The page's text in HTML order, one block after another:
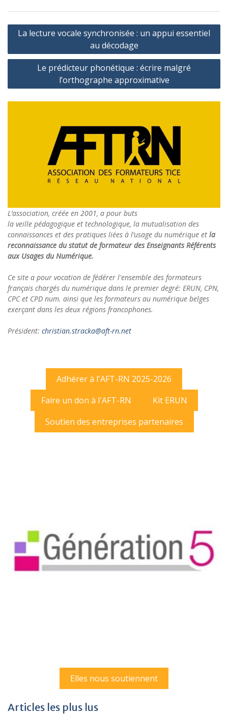
Navigation
l’article
La lecture vocale synchronisée : un appui essentiel
au décodage
Le prédicteur phonétique : écrire malgré
l’orthographe approximative
L’association, créée en 2001, a pour buts
la veille pédagogique et technologique, la mutualisation des
connaissances et des pratiques liées à l’usage du numérique et la
reconnaissance du statut de formateur des Enseignants Référents
aux Usages du Numérique.
Ce site a pour vocation de fédérer l'ensemble des formateurs
français chargés du numérique dans le premier degré: ERUN, CPN,
CPC et CPD num. ainsi que les formateurs au numérique belges
exerçant dans les deux régions francophones.
Président: christian.stracka@aft-rn.net
Adhérer à l'AFT-RN 2025-2026
Faire un don à l'AFT-RN
Kit ERUN
Soutien des entreprises partenaires
Elles nous soutiennent
Articles les plus lus